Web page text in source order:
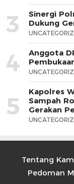
3
Sinergi
Dukung
4
Anggota
5
Kapolres
Sampah
Gerakan
Tentang
Pedoman